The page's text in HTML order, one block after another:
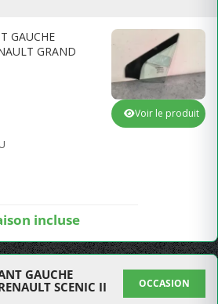
GAUCHE
GRAND
incluse
Voir le produit
GAUCHE
SCENIC II
OCCASION